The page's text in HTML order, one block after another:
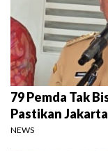
79 Pemda Tak
Pastikan
NEWS